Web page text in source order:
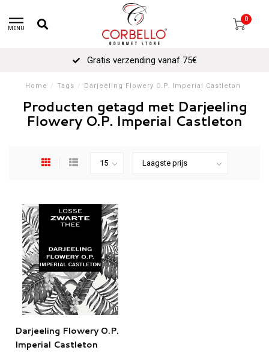
MENU
0
Gratis verzending vanaf 75€
Home / Tags / Darjeeling Flowery O.P. Imperial Castleton
Producten getagd met Darjeeling
Flowery O.P. Imperial Castleton
Darjeeling Flowery O.P.
Imperial Castleton